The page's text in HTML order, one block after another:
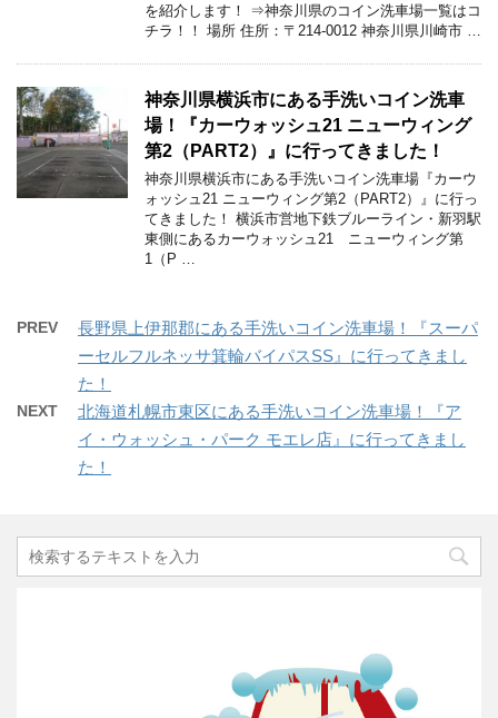
を紹介します！ ⇒神奈川県のコイン洗車場一覧はコ
チラ！！ 場所 住所：〒214-0012 神奈川県川崎市 …
神奈川県横浜市にある手洗いコイン洗車
場！『カーウォッシュ21 ニューウィング
第2（PART2）』に行ってきました！
神奈川県横浜市にある手洗いコイン洗車場『カーウ
ォッシュ21 ニューウィング第2（PART2）』に行っ
てきました！ 横浜市営地下鉄ブルーライン・新羽駅
東側にあるカーウォッシュ21 ニューウィング第
1（P …
PREV
長野県上伊那郡にある手洗いコイン洗車場！『スーパ
ーセルフルネッサ箕輪バイパスSS』に行ってきまし
た！
NEXT
北海道札幌市東区にある手洗いコイン洗車場！『ア
イ・ウォッシュ・パーク モエレ店』に行ってきまし
た！